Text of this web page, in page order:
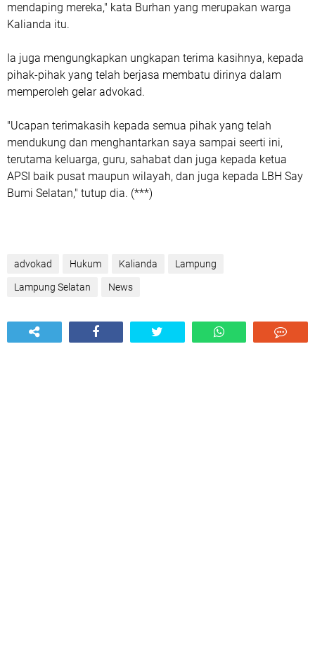
mendaping mereka," kata Burhan yang merupakan warga
Kalianda itu.
Ia juga mengungkapkan ungkapan terima kasihnya, kepada
pihak-pihak yang telah berjasa membatu dirinya dalam
memperoleh gelar advokad.
"Ucapan terimakasih kepada semua pihak yang telah
mendukung dan menghantarkan saya sampai seerti ini,
terutama keluarga, guru, sahabat dan juga kepada ketua
APSI baik pusat maupun wilayah, dan juga kepada LBH Say
Bumi Selatan," tutup dia. (***)
advokad Hukum Kalianda Lampung
Lampung Selatan News